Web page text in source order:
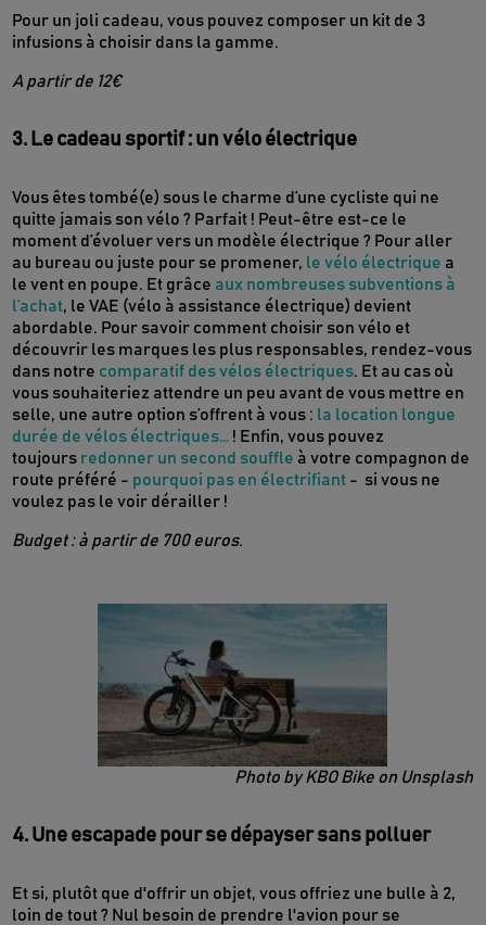
Pour un joli cadeau, vous pouvez composer un kit de 3
infusions à choisir dans la gamme.
A partir de 12€
3. Le cadeau sportif : un vélo électrique
Vous êtes tombé(e) sous le charme d’une cycliste qui ne
quitte jamais son vélo ? Parfait ! Peut-être est-ce le
moment d’évoluer vers un modèle électrique ? Pour aller
au bureau ou juste pour se promener, le vélo électrique a
le vent en poupe. Et grâce aux nombreuses subventions à
l’achat, le VAE (vélo à assistance électrique) devient
abordable. Pour savoir comment choisir son vélo et
découvrir les marques les plus responsables, rendez-vous
dans notre comparatif des vélos électriques. Et au cas où
vous souhaiteriez attendre un peu avant de vous mettre en
selle, une autre option s’offrent à vous : la location longue
durée de vélos électriques… ! Enfin, vous pouvez
toujours redonner un second souffle à votre compagnon de
route préféré - pourquoi pas en électrifiant - si vous ne
voulez pas le voir dérailler !
Budget : à partir de 700 euros.
Photo by KBO Bike on Unsplash
4. Une escapade pour se dépayser sans polluer
Et si, plutôt que d'offrir un objet, vous offriez une bulle à 2,
loin de tout ? Nul besoin de prendre l'avion pour se